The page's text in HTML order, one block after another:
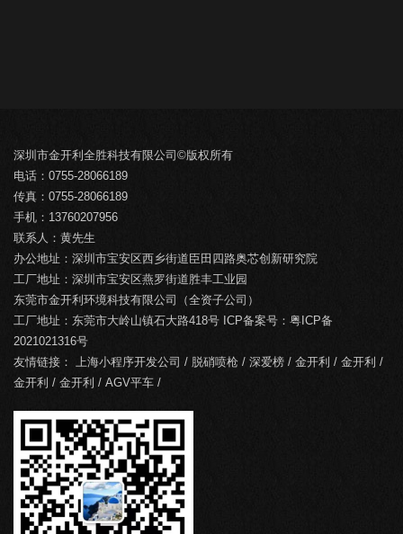
深圳市金开利全胜科技有限公司©版权所有
电话：0755-28066189
传真：0755-28066189
手机：13760207956
联系人：黄先生
办公地址：深圳市宝安区西乡街道臣田四路奥芯创新研究院
工厂地址：深圳市宝安区燕罗街道胜丰工业园
东莞市金开利环境科技有限公司（全资子公司）
工厂地址：东莞市大岭山镇石大路418号 ICP备案号： 粤ICP备
2021021316号
友情链接： 上海小程序开发公司 / 脱硝喷枪 / 深爱榜 / 金开利 / 金开利 /
金开利 / 金开利 / AGV平车 /